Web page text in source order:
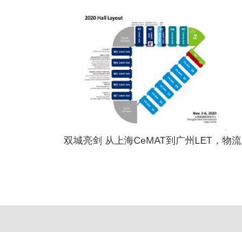
双城亮剑 从上海CeMAT到广州LET，物流